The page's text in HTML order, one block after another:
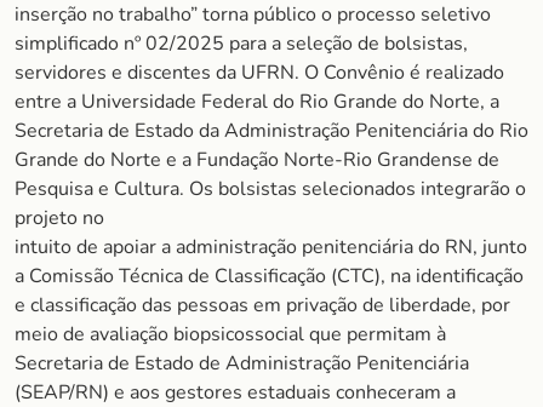
inserção no trabalho” torna público o processo seletivo
simplificado nº 02/2025 para a seleção de bolsistas,
servidores e discentes da UFRN. O Convênio é realizado
entre a Universidade Federal do Rio Grande do Norte, a
Secretaria de Estado da Administração Penitenciária do Rio
Grande do Norte e a Fundação Norte-Rio Grandense de
Pesquisa e Cultura. Os bolsistas selecionados integrarão o
projeto no
intuito de apoiar a administração penitenciária do RN, junto
a Comissão Técnica de Classificação (CTC), na identificação
e classificação das pessoas em privação de liberdade, por
meio de avaliação biopsicossocial que permitam à
Secretaria de Estado de Administração Penitenciária
(SEAP/RN) e aos gestores estaduais conheceram a